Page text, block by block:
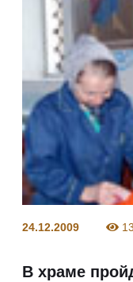
24.12.2009
В храме